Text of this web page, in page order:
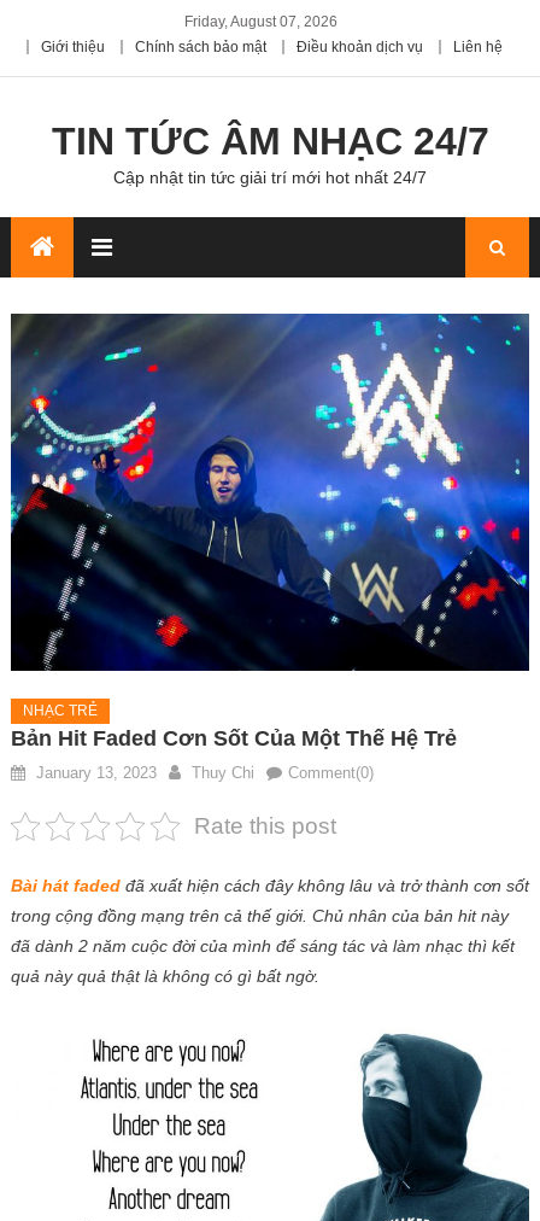
Friday, August 07, 2026
Giới thiệu
Chính sách bảo mật Điều khoản dịch vụ Liên hệ
TIN TỨC ÂM NHẠC 24/7
Cập nhật tin tức giải trí mới hot nhất 24/7
NHẠC TRẺ
Bản Hit Faded Cơn Sốt Của Một Thế Hệ Trẻ
January 13, 2023 Thuy Chi Comment(0)
Rate this post
Bài hát fadedđã xuất hiện cách đây không lâu và trở thành cơn sốt
trong cộng đồng mạng trên cả thế giới. Chủ nhân của bản hit này
đã dành 2 năm cuộc đời của mình để sáng tác và làm nhạc thì kết
quả này quả thật là không có gì bất ngờ.